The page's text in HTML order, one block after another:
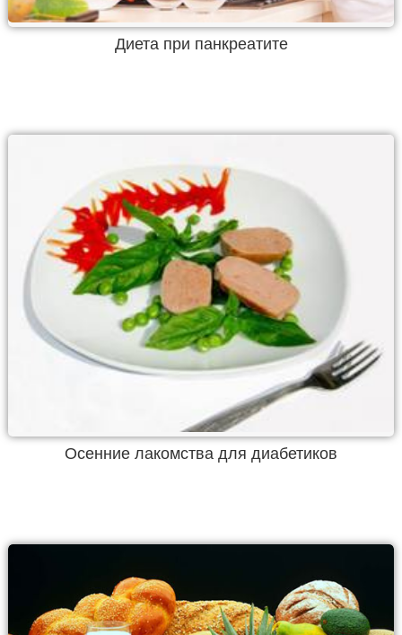
Диета при панкреатите
Осенние лакомства для диабетиков